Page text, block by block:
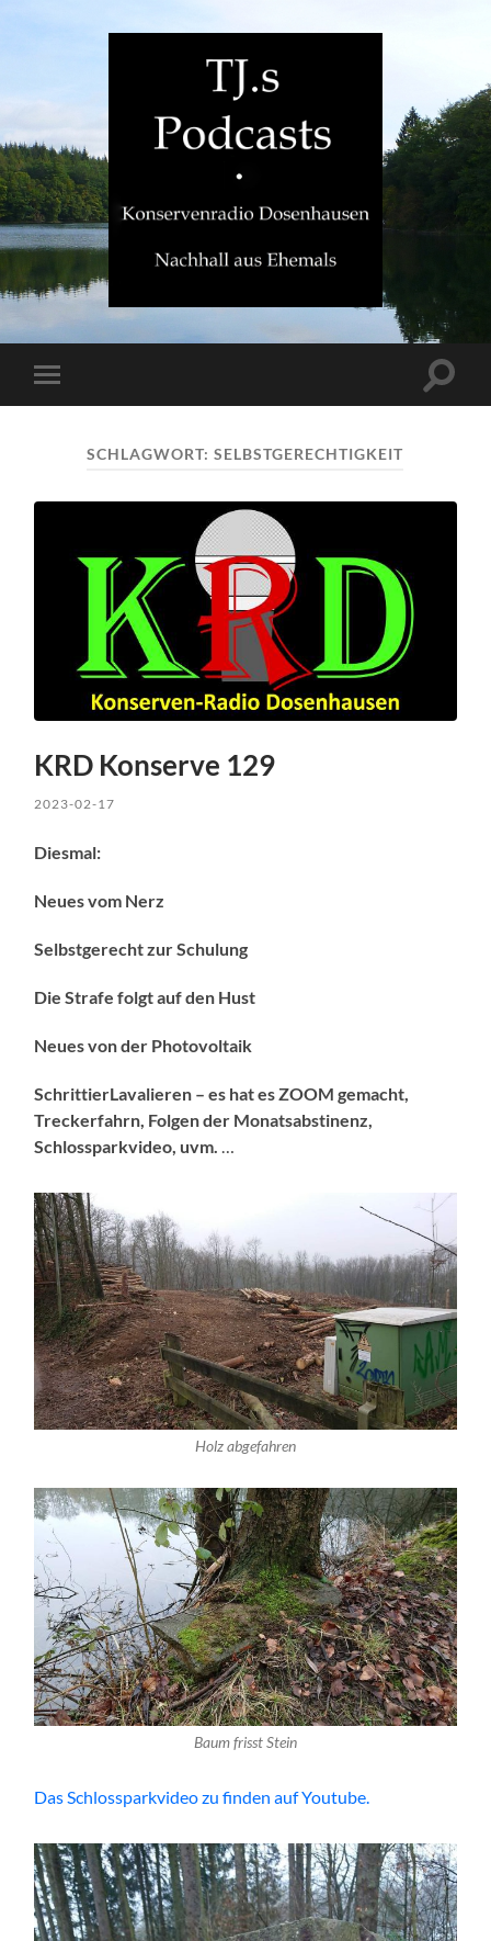
TJ.s
Mobile-
Menü
SCHLAGWORT:SELBSTGERECHTIGKEIT
KRD Konserve 129
2023-02-17
Diesmal:
Neues vom Nerz
Selbstgerecht zur Schulung
Die Strafe folgt auf den Hust
Neues von der Photovoltaik
SchrittierLavalieren – es hat es ZOOM gemacht,
Treckerfahrn, Folgen der Monatsabstinenz,
Schlossparkvideo, uvm. …
Holz abgefahren
Baum frisst Stein
Das Schlossparkvideo zu finden auf Youtube.